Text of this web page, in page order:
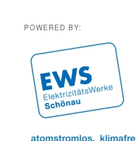
POWERED BY: